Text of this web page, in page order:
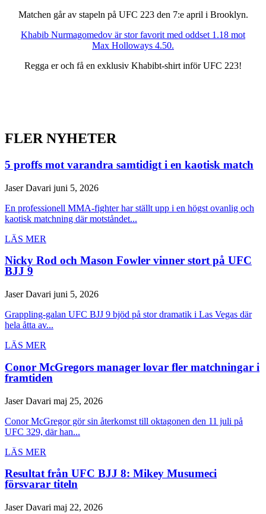
Matchen går av stapeln på UFC 223 den 7:e april i Brooklyn.
Khabib Nurmagomedov är stor favorit med oddset 1.18 mot
Max Holloways 4.50.
Regga er och få en exklusiv Khabibt-shirt inför UFC 223!
FLER NYHETER
5 proffs mot varandra samtidigt i en kaotisk match
Jaser Davari juni 5, 2026
En professionell MMA-fighter har ställt upp i en högst ovanlig och
kaotisk matchning där motståndet...
LÄS MER
Nicky Rod och Mason Fowler vinner stort på UFC
BJJ 9
Jaser Davari juni 5, 2026
Grappling-galan UFC BJJ 9 bjöd på stor dramatik i Las Vegas där
hela åtta av...
LÄS MER
Conor McGregors manager lovar fler matchningar i
framtiden
Jaser Davari maj 25, 2026
Conor McGregor gör sin återkomst till oktagonen den 11 juli på
UFC 329, där han...
LÄS MER
Resultat från UFC BJJ 8: Mikey Musumeci
försvarar titeln
Jaser Davari maj 22, 2026